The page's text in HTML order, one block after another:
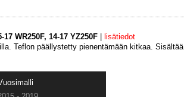
WR250F, 14-17 YZ250F
lisätiedot
Teflon päällystetty pienentämään kitkaa. Sisältää